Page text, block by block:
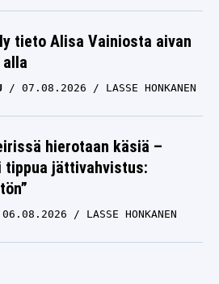
tieto Alisa Vainiosta aivan
07.08.2026 LASSE HONKANEN
hierotaan käsiä –
tippua jättivahvistus:
06.08.2026 LASSE HONKANEN